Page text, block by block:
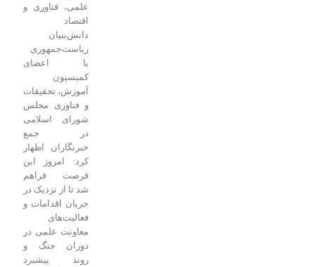
علمی، فناوری و
ریاست‌جمهوری
با اعضای
آموزش، تحقیقات
و فناوری مجلس
شورای اسلامی
در جمع
خبرنگاران اظهار
کرد: امروز این
فرصت فراهم
شد تا از نزدیک در
جریان اقدامات و
معاونت علمی در
دوران جنگ و
روند پیشبرد